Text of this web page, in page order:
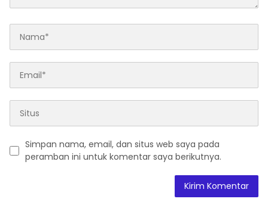
Simpan nama, email, dan situs web saya pada
peramban ini untuk komentar saya berikutnya.